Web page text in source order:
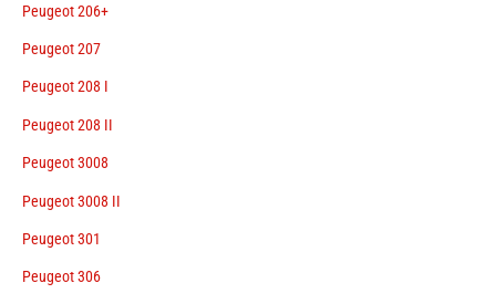
Peugeot 206+
Peugeot 207
Peugeot 208 I
Peugeot 208 II
Peugeot 3008
Peugeot 3008 II
Peugeot 301
Peugeot 306